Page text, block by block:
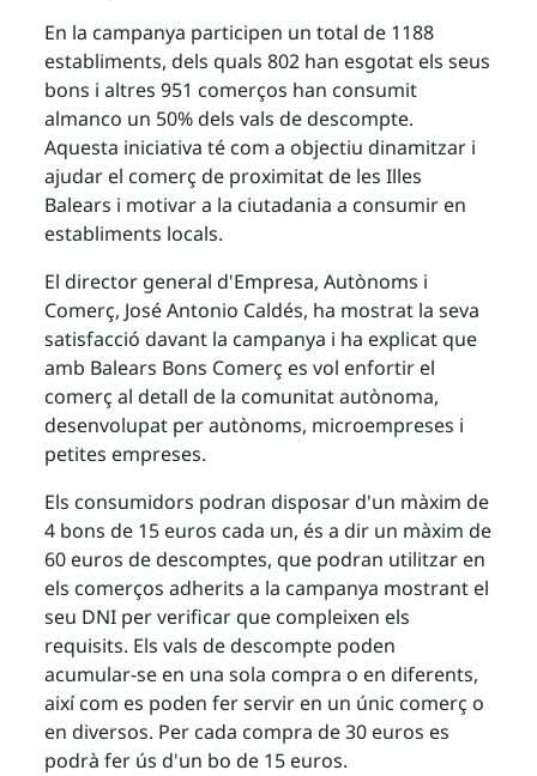
En la campanya participen un total de 1188
establiments, dels quals 802 han esgotat els seus
bons i altres 951 comerços han consumit
almanco un 50% dels vals de descompte.
Aquesta iniciativa té com a objectiu dinamitzar i
ajudar el comerç de proximitat de les Illes
Balears i motivar a la ciutadania a consumir en
establiments locals.
El director general d'Empresa, Autònoms i
Comerç, José Antonio Caldés, ha mostrat la seva
satisfacció davant la campanya i ha explicat que
amb Balears Bons Comerç es vol enfortir el
comerç al detall de la comunitat autònoma,
desenvolupat per autònoms, microempreses i
petites empreses.
Els consumidors podran disposar d'un màxim de
4 bons de 15 euros cada un, és a dir un màxim de
60 euros de descomptes, que podran utilitzar en
els comerços adherits a la campanya mostrant el
seu DNI per verificar que compleixen els
requisits. Els vals de descompte poden
acumular-se en una sola compra o en diferents,
així com es poden fer servir en un únic comerç o
en diversos. Per cada compra de 30 euros es
podrà fer ús d'un bo de 15 euros.